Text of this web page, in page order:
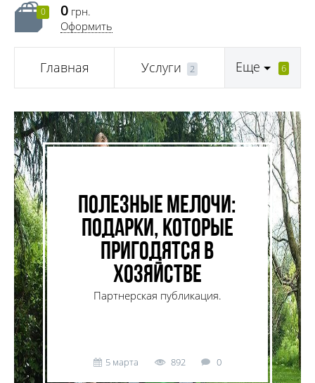
0 0 грн.
Оформить
Главная Услуги 2 Еще 6
Полезные мелочи:
подарки, которые
пригодятся в
хозяйстве
Партнерская публикация.
5 марта 892 0